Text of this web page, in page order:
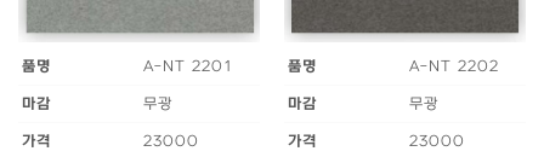
품명 A-NT 2201
마감 무광
가격 23000
품명 A-NT 2202
마감 무광
가격 23000